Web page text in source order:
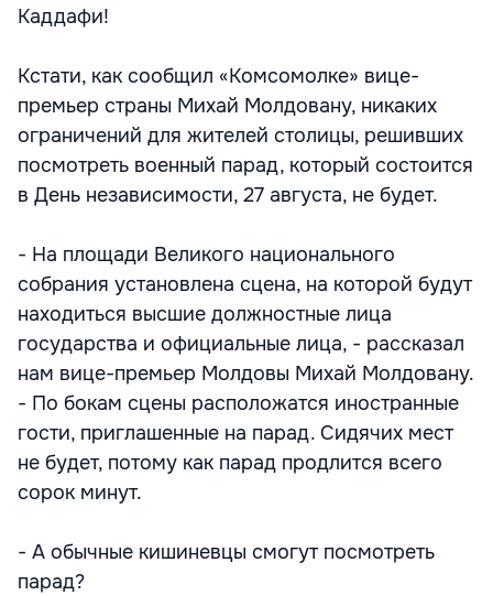
Каддафи!
Кстати, как сообщил «Комсомолке» вице-
премьер страны Михай Молдовану, никаких
ограничений для жителей столицы, решивших
посмотреть военный парад, который состоится
в День независимости, 27 августа, не будет.
- На площади Великого национального
собрания установлена сцена, на которой будут
находиться высшие должностные лица
государства и официальные лица, - рассказал
нам вице-премьер Молдовы Михай Молдовану.
- По бокам сцены расположатся иностранные
гости, приглашенные на парад. Сидячих мест
не будет, потому как парад продлится всего
сорок минут.
- А обычные кишиневцы смогут посмотреть
парад?